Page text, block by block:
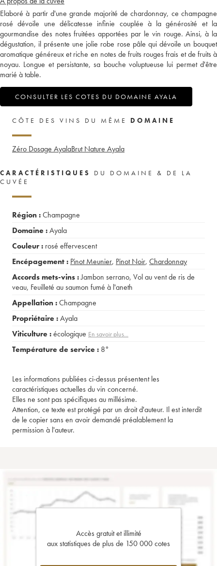
Elaboré à partir d'une grande majorité de chardonnay, ce champagne
rosé dévoile une délicatesse infinie couplée à la générosité et la
gourmandise des notes fruitées apportées par le vin rouge. Ainsi, à la
dégustation, il présente une jolie robe rose pâle qui dévoile un bouquet
aromatique généreux et riche en notes de fruits rouges frais et de fruits à
noyau. Longue et persistante, sa bouche voluptueuse lui permet d'être
marié à table.
CONSULTER LES COTES DU DOMAINE AYALA
CÔTE DES VINS DU MÊME DOMAINE
Zéro Dosage AyalaBrut Nature Ayala
CARACTÉRISTIQUES
DU DOMAINE & DE LA
CUVÉE
Région :Champagne
Domaine :Ayala
Couleur : rosé effervescent
Encépagement : Pinot Meunier, Pinot Noir, Chardonnay
Accords mets-vins :Jambon serrano, Vol au vent de ris de
veau, Feuilleté au saumon fumé à l'aneth
Appellation :Champagne
Propriétaire :Ayala
Viticulture :écologique En savoir plus...
Température de service : 8°
Les informations publiées ci-dessus présentent les
caractéristiques actuelles du vin concerné.
Elles ne sont pas spécifiques au millésime.
Attention, ce texte est protégé par un droit d'auteur. Il est interdit
de le copier sans en avoir demandé préalablement la
permission à l'auteur.
Accès gratuit et illimité
aux statistiques de plus de 150 000 cotes